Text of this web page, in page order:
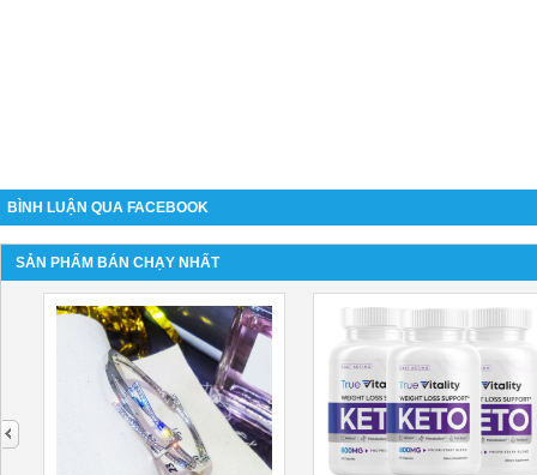
BÌNH LUẬN QUA FACEBOOK
SẢN PHẨM BÁN CHẠY NHẤT
next